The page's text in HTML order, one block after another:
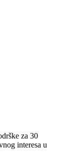
za 30
interesa u